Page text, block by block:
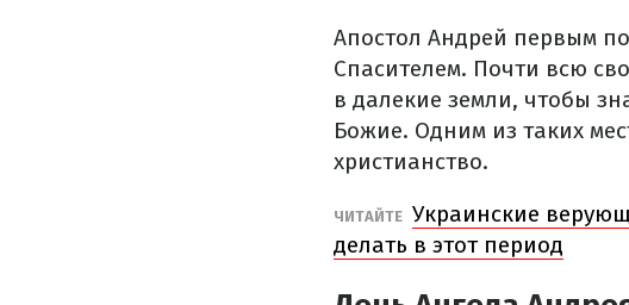
Апостол Андрей первым
Спасителем. Почти всю
в далекие земли, чтобы
Божие. Одним из таких
христианство.
ЧИТАЙТЕ Украинские
делать в этот период